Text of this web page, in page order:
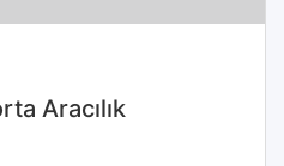
Aracılık